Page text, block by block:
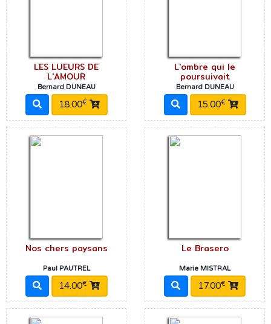
LES LUEURS DE
L'AMOUR
Bernard DUNEAU
18.00€
L'ombre qui le
poursuivait
Bernard DUNEAU
15.00€
Nos chers paysans
Paul PAUTREL
14.00€
Le Brasero
Marie MISTRAL
17.00€